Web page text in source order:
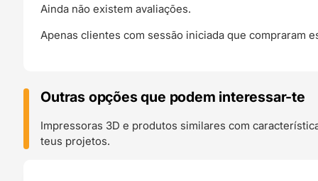
Ainda não existem avaliações.
Apenas clientes com sessão iniciada que compraram
Outras opções que podem interessar-te
Impressoras 3D e produtos similares com
teus projetos.